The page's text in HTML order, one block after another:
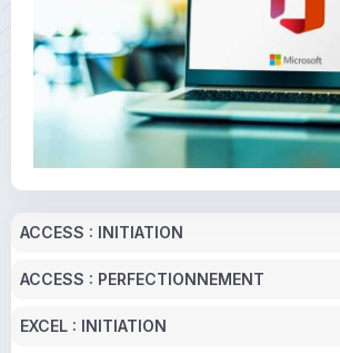
ACCESS : INITIATION
ACCESS : PERFECTIONNEMENT
EXCEL : INITIATION